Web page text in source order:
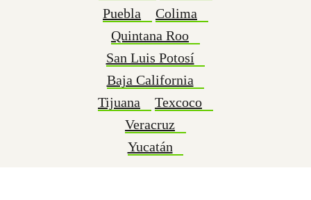
Puebla
Colima
Quintana Roo
San Luis Potosí
Baja California
Tijuana
Texcoco
Veracruz
Yucatán